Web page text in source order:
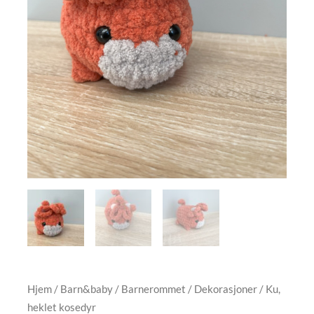
Hjem / Barn&baby / Barnerommet / Dekorasjoner / Ku,
heklet kosedyr